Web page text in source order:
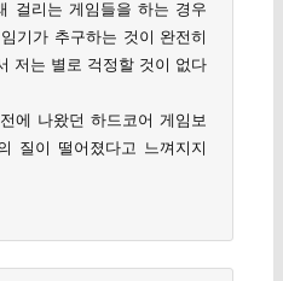
걸리는 게임들을 하는 경우
기가 추구하는 것이 완전히
저는 별로 걱정할 것이 없다
에 나왔던 하드코어 게임보
질이 떨어졌다고 느껴지지